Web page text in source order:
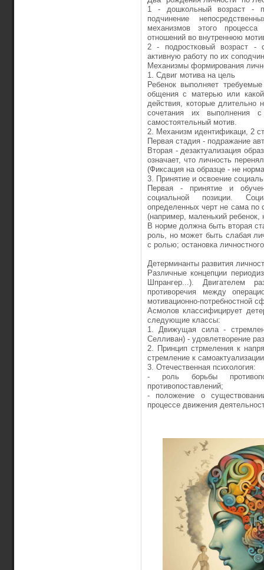
1 - дошкольный возраст -
подчинение
механизмов этого
отношений во внутреннюю
2 - подростковый возраст -
активную работу по их
Механизмы формирования
1. Сдвиг мотива на цель
Ребенок выполняет
общения с матерью или
действия, которые длительно
сочетания их выполнения с
самостоятельный мотив.
2. Механизм идентификаци, 2
Первая стадия - подражание
Вторая - дезактуализация
означает, что личность
(Фиксация на образце - не
3. Принятие и освоение
Первая - принятие и
социальной позиции.
определенных черт не сама по
(например, маленький ребенок,
В норме должна быть вторая
роль, но может быть слабая
с ролью; остановка
Детерминанты развития
Различные концепции
Шпрангер...). Двигателем
противоречия между
мотивационно-потребностной
Асмолов классифицирует
следующие классы:
1. Движущая сила -
Селливан) - удовлетворение
2. Принцип стрмеления к
стремление к
3. Отечественная психология:
- роль борьбы
противопоставлений;
- положение о
процессе движения